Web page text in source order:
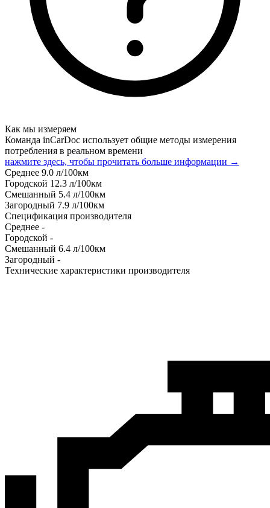
Как мы измеряем
Команда inCarDoc использует общие методы измерения
потребления в реальном времени
нажмите здесь, чтобы прочитать больше информации →
Среднее 9.0 л/100км
Городской 12.3 л/100км
Смешанный 5.4 л/100км
Загородный 7.9 л/100км
Спецификация производителя
Среднее -
Городской -
Смешанный 6.4 л/100км
Загородный -
Технические характеристики производителя